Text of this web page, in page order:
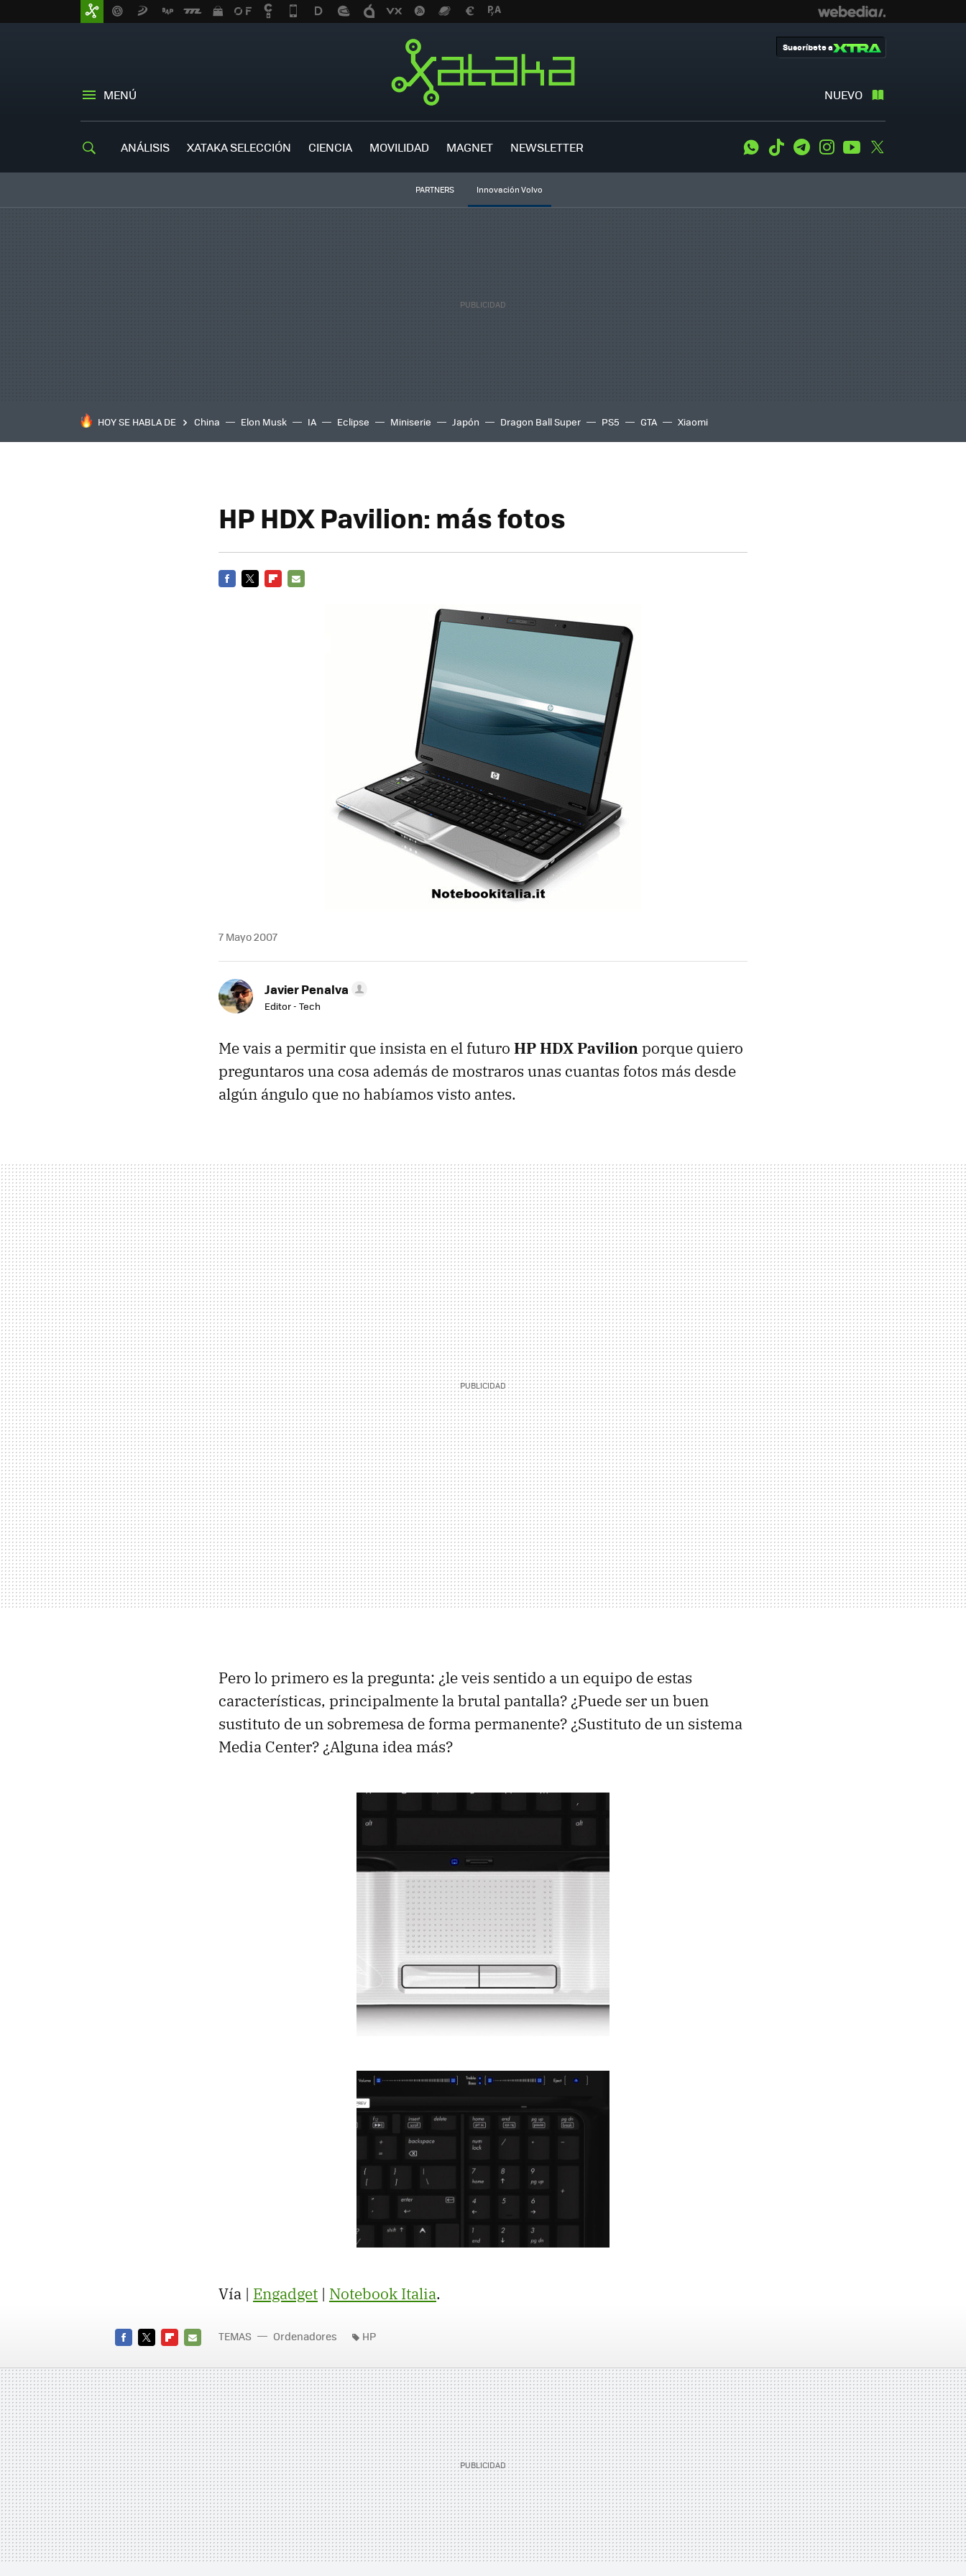
MENÚ NUEVO
Suscríbete a
ANÁLISIS XATAKA SELECCIÓN CIENCIA MOVILIDAD MAGNET NEWSLETTER WhatsApp
Tiktok TelegramInstagramYoutube
PARTNERS Innovación Volvo
HOY SE HABLA DE China Elon Musk IA Eclipse Miniserie Japón Dragon Ball Super PS5 GTA Xiaomi
HP HDX Pavilion: más fotos
7 Mayo 2007
Javier Penalva
Editor - Tech
Me vais a permitir que insista en el futuro HP HDX Pavilionporque quiero
preguntaros una cosa además de mostraros unas cuantas fotos más desde
algún ángulo que no habíamos visto antes.
Pero lo primero es la pregunta: ¿le veis sentido a un equipo de estas
características, principalmente la brutal pantalla? ¿Puede ser un buen
sustituto de un sobremesa de forma permanente? ¿Sustituto de un sistema
Media Center? ¿Alguna idea más?
Vía | Engadget | Notebook Italia.
MAIL
TEMAS Ordenadores HP